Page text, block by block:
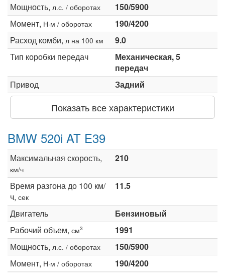
Мощность, л.с. / оборотах
150/5900
Момент, Н·м / оборотах
190/4200
Расход комби, л на 100 км
9.0
Тип коробки передач
Механическая, 5
передач
Привод
Задний
Показать все характеристики
BMW 520i AT E39
Максимальная скорость,
км/ч
210
Время разгона до 100 км/
ч, сек
11.5
Двигатель
Бензиновый
Рабочий объем, см3
1991
Мощность, л.с. / оборотах
150/5900
Момент, Н·м / оборотах
190/4200